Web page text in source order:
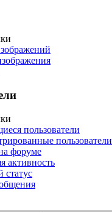
пользователи
пользователи
форуме
активность
статус